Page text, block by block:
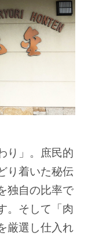
り」。庶民的
り着いた秘伝
独自の比率で
。そして「肉
厳選し仕入れ